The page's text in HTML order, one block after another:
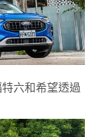
六和希望透過